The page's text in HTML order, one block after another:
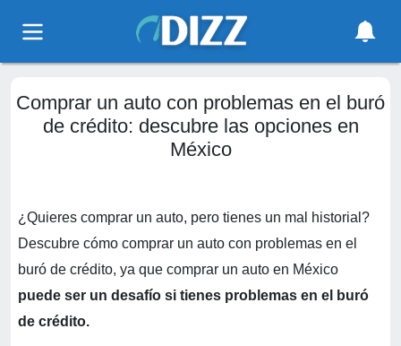
Comprar un auto con problemas en el buró
de crédito: descubre las opciones en
México
¿Quieres comprar un auto, pero tienes un mal historial?
Descubre cómo comprar un auto con problemas en el
buró de crédito, ya que comprar un auto en México
puede ser un desafío si tienes problemas en el buró
de crédito.